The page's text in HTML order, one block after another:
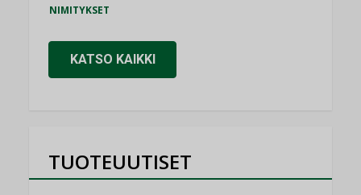
NIMITYKSET
KATSO KAIKKI
TUOTEUUTISET